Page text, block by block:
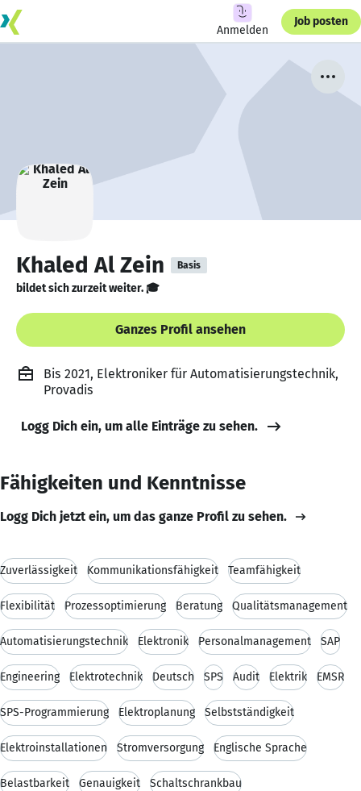
Anmelden
Job posten
Khaled Al Zein Basis
bildet sich zurzeit weiter. 🎓
Ganzes Profil ansehen
Bis 2021, Elektroniker für Automatisierungstechnik,
Provadis
Logg Dich ein, um alle Einträge zu sehen.
Fähigkeiten und Kenntnisse
Logg Dich jetzt ein, um das ganze Profil zu sehen.
Zuverlässigkeit Kommunikationsfähigkeit Teamfähigkeit
Flexibilität Prozessoptimierung Beratung Qualitätsmanagement
Automatisierungstechnik Elektronik Personalmanagement SAP
Engineering Elektrotechnik Deutsch SPS Audit Elektrik EMSR
SPS-Programmierung Elektroplanung Selbstständigkeit
Elektroinstallationen Stromversorgung Englische Sprache
Belastbarkeit Genauigkeit Schaltschrankbau